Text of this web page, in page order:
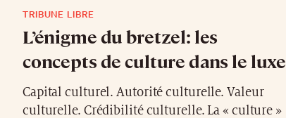
TRIBUNE LIBRE
L’énigme du bretzel: les
concepts de culture dans le luxe
Capital culturel. Autorité culturelle. Valeur
culturelle. Crédibilité culturelle. La « culture »